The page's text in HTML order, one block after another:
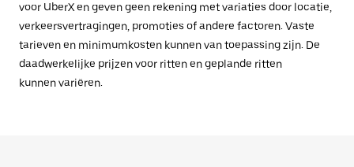
voor UberX en geven geen rekening met variaties door locatie,
verkeersvertragingen, promoties of andere factoren. Vaste
tarieven en minimumkosten kunnen van toepassing zijn. De
daadwerkelijke prijzen voor ritten en geplande ritten
kunnen variëren.